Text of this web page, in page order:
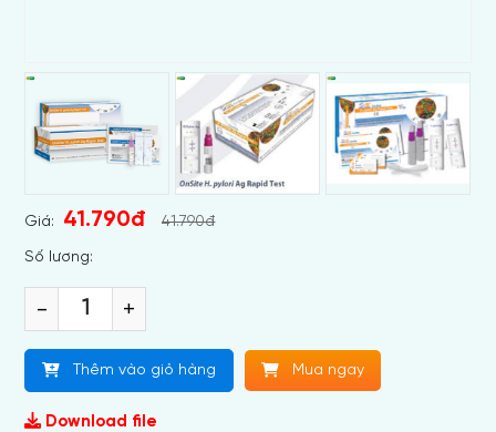
Giá: 41.790đ 41.790đ
Số lương:
- +
Thêm vào giỏ hàng Mua ngay
Download file